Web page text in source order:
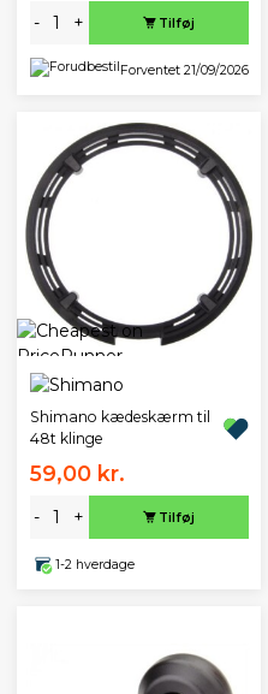
- + Tilføj
Forventet 21/09/2026
Shimano kædeskærm til
48t klinge
59,00 kr.
- + Tilføj
1-2 hverdage